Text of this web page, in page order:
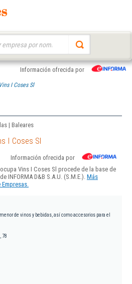
Información ofrecida por
Vins I Coses Sl
| Baleares
I Coses Sl
Información ofrecida por
Vins I Coses Sl procede de la base de
INFORMA D&B S.A.U. (S.M.E.). Más
de vinos y bebidas, así como accesorios para el
78